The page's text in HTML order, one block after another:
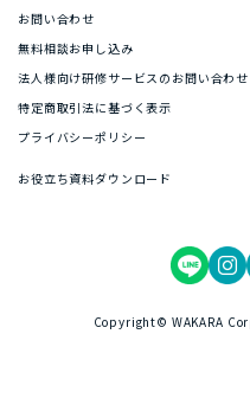
お問い合わせ
無料相談お申し込み
法人様向け研修サービスのお問い合わせ
特定商取引法に基づく表示
プライバシーポリシー
お役立ち資料ダウンロード
Copyright© WAKARA